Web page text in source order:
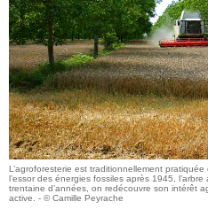
L’agroforesterie est traditionnellement
l’essor des énergies fossiles après 1945,
trentaine d’années, on redécouvre son intérêt
active. - © Camille Peyrache